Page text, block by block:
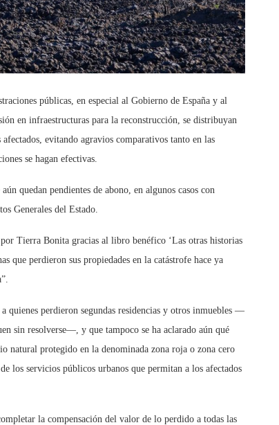
públicas, en especial al Gobierno de España y al
en infraestructuras para la reconstrucción, se distribuyan
evitando agravios comparativos tanto en las
se hagan efectivas.
quedan pendientes de abono, en algunos casos con
Generales del Estado.
Tierra Bonita gracias al libro benéfico ‘Las otras historias
que perdieron sus propiedades en la catástrofe hace ya
quienes perdieron segundas residencias y otros inmuebles —
sin resolverse—, y que tampoco se ha aclarado aún qué
natural protegido en la denominada zona roja o zona cero
los servicios públicos urbanos que permitan a los afectados
la compensación del valor de lo perdido a todas las